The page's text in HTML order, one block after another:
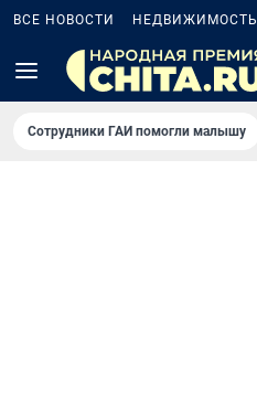
ВСЕ НОВОСТИ НЕДВИЖИМОСТЬ
Сотрудники ГАИ помогли малышу